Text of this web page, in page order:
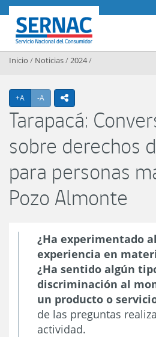
Contenido principal
SERNAC
Inicio / Noticias/2024/
+A Agrandar texto
-A Achicar textoicono
Tarapacá:
sobre derechos
para personas
Pozo Almonte
¿Ha experimentado
experiencia en
¿Ha sentido algún
discriminación al
un producto o
de las preguntas
actividad.